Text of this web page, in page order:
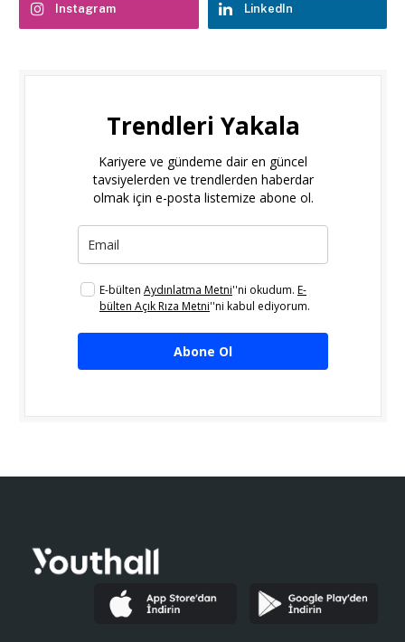
Instagram LinkedIn
Trendleri Yakala
Kariyere ve gündeme dair en güncel
tavsiyelerden ve trendlerden haberdar
olmak için e-posta listemize abone ol.
E-bülten Aydınlatma Metni''ni okudum. E-
bülten Açık Rıza Metni''ni kabul ediyorum.
Abone Ol